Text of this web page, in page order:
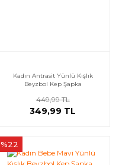
Kadın Antrasit Yünlü Kışlık
Beyzbol Kep Şapka
449,99 TL
349,99 TL
%22